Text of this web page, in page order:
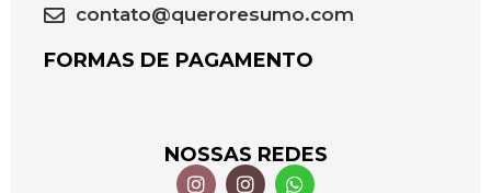
contato@queroresumo.com
FORMAS DE PAGAMENTO
NOSSAS REDES